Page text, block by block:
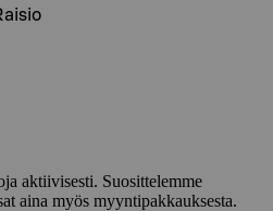
aktiivisesti. Suosittelemme
aina myös myyntipakkauksesta.